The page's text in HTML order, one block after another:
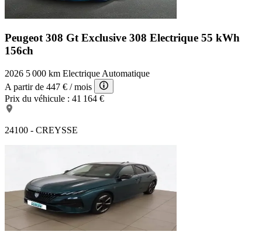
Peugeot 308 Gt Exclusive 308 Electrique 55 kWh
156ch
2026 5 000 km Electrique Automatique
A partir de 447 € / mois
Prix du véhicule : 41 164 €
24100 - CREYSSE